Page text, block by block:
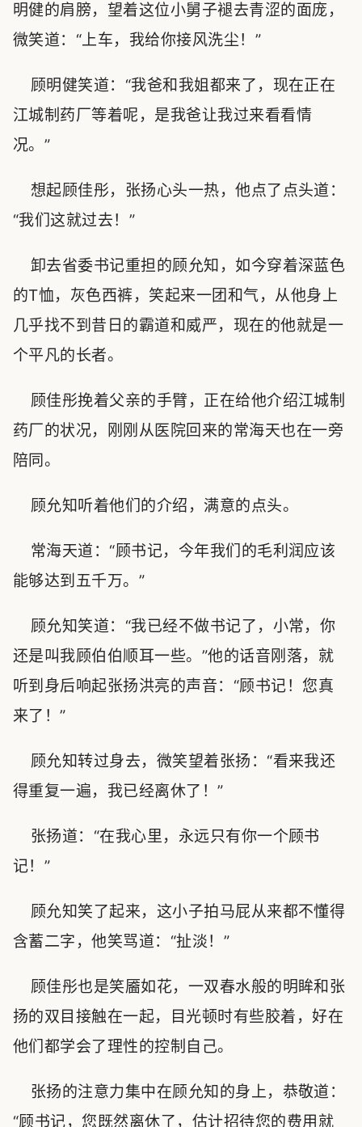
明健的肩膀，望着这位小舅子褪去青涩的面庞，
微笑道：“上车，我给你接风洗尘！”
顾明健笑道：“我爸和我姐都来了，现在正在
江城制药厂等着呢，是我爸让我过来看看情
况。”
想起顾佳彤，张扬心头一热，他点了点头道：
“我们这就过去！”
卸去省委书记重担的顾允知，如今穿着深蓝色
的T恤，灰色西裤，笑起来一团和气，从他身上
几乎找不到昔日的霸道和威严，现在的他就是一
个平凡的长者。
顾佳彤挽着父亲的手臂，正在给他介绍江城制
药厂的状况，刚刚从医院回来的常海天也在一旁
陪同。
顾允知听着他们的介绍，满意的点头。
常海天道：“顾书记，今年我们的毛利润应该
能够达到五千万。”
顾允知笑道：“我已经不做书记了，小常，你
还是叫我顾伯伯顺耳一些。”他的话音刚落，就
听到身后响起张扬洪亮的声音：“顾书记！您真
来了！”
顾允知转过身去，微笑望着张扬：“看来我还
得重复一遍，我已经离休了！”
张扬道：“在我心里，永远只有你一个顾书
记！”
顾允知笑了起来，这小子拍马屁从来都不懂得
含蓄二字，他笑骂道：“扯淡！”
顾佳彤也是笑靥如花，一双春水般的明眸和张
扬的双目接触在一起，目光顿时有些胶着，好在
他们都学会了理性的控制自己。
张扬的注意力集中在顾允知的身上，恭敬道：
“顾书记，您既然离休了，估计招待您的费用就